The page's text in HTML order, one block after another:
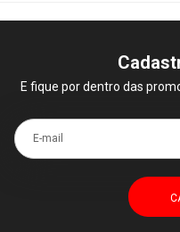
E fique por dentro das
E-mail